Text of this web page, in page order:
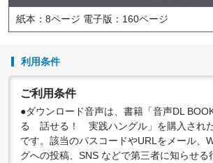
紙本：8ページ 電子版：160ページ
利用条件
ご利用条件
●ダウンロード音声は、書籍「音声DL
る 話せる！ 実践ハングル」を購入され
です。該当のパスコードやURLをメール、
グへの投稿、SNS などで第三者に知らせる